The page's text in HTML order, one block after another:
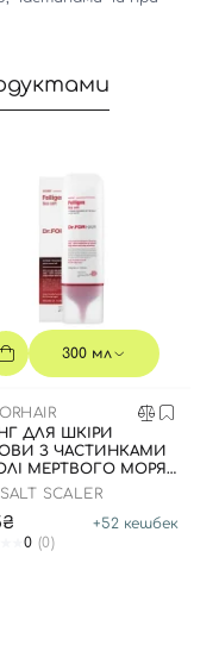
300 мл
ДЛЯ ШКІРИ
З ЧАСТИНКАМИ
МЕРТВОГО МОРЯ,
SCALER
+52 кешбек
0 (0)
Реєстрація
реєстрації ви
e-mail